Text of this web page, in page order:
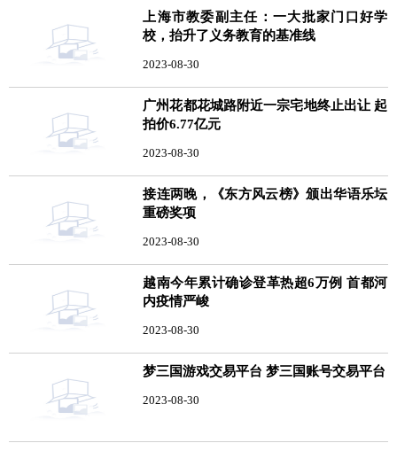
上海市教委副主任：一大批家门口好学
校，抬升了义务教育的基准线
2023-08-30
广州花都花城路附近一宗宅地终止出让 起
拍价6.77亿元
2023-08-30
接连两晚，《东方风云榜》颁出华语乐坛
重磅奖项
2023-08-30
越南今年累计确诊登革热超6万例 首都河
内疫情严峻
2023-08-30
梦三国游戏交易平台 梦三国账号交易平台
2023-08-30